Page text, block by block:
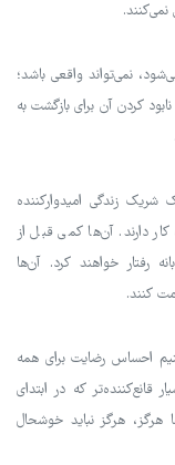
نمی‌تواند واقعی باشد؛
کردن آن برای بازگشت به
شریک زندگی امیدوارکننده
دارند. آن‌ها کمی قبل از
رفتار خواهند کرد. آن‌ها
کنند.
احساس رضایت برای همه
قانع‌کننده‌تر که در ابتدای
هرگز، هرگز نباید خوشحال